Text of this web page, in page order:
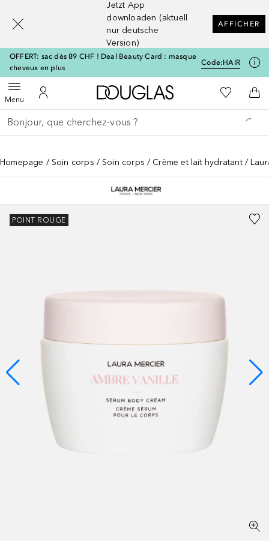
Jetzt App
downloaden (aktuell
nur deutsche
Version)
AFFICHER
OFFERT: sac dès 89 CHF ! Deal Beauty Card : masque
cheveux en plus
Code:HAIR
MenuOuvrir le menuVers Mon Compte
Vers l'accueil Douglas
Vers Ma
Retourner
Exécuter la recherche
Homepage Soin corps Soin corps Crème et lait hydratant
POINT ROUGE
[navigation.slideout.screenreader]